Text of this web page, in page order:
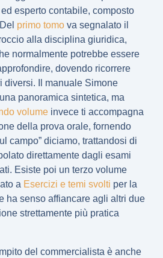
esperto contabile, composto
primo tomo va segnalato il
alladisciplina giuridica,
normalmente potrebbe essere
dovendo ricorrere
diversi. Il manuale Simone
panoramica sintetica, ma
volume invece ti accompagna
della prova orale, fornendo
campo” diciamo, trattandosi di
direttamente dagli esami
Esiste poi un terzo volume
a Esercizi e temi svolti per la
ha senso affiancare agli altri due
strettamente più pratica
del commercialista è anche